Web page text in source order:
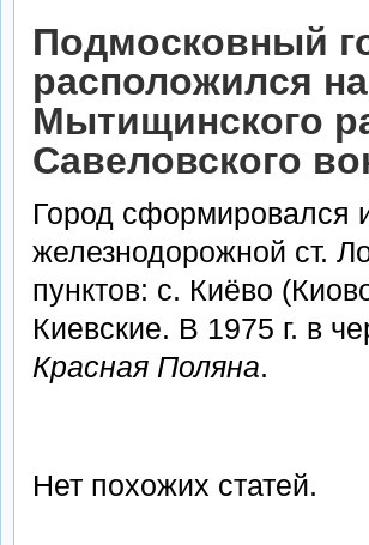
Подмосковный
расположился
Мытищинского
Савеловского
Город сформировался
железнодорожной ст.
пунктов: с. Киёво
Киевские. В 1975 г. в
Красная Поляна.
Нет похожих статей.